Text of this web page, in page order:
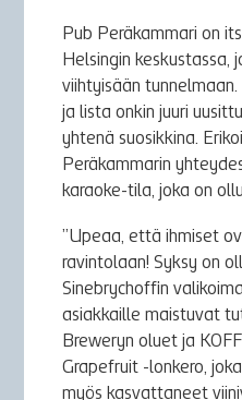
Pub Peräkammari on
Helsingin keskustassa,
viihtyisään
ja lista onkin juuri
yhtenä suosikkina.
Peräkammarin
karaoke-tila, joka on
”Upeaa, että ihmiset
ravintolaan! Syksy on
Sinebrychoffin
asiakkaille maistuvat
Breweryn oluet ja
Grapefruit -lonkero,
myös kasvattaneet